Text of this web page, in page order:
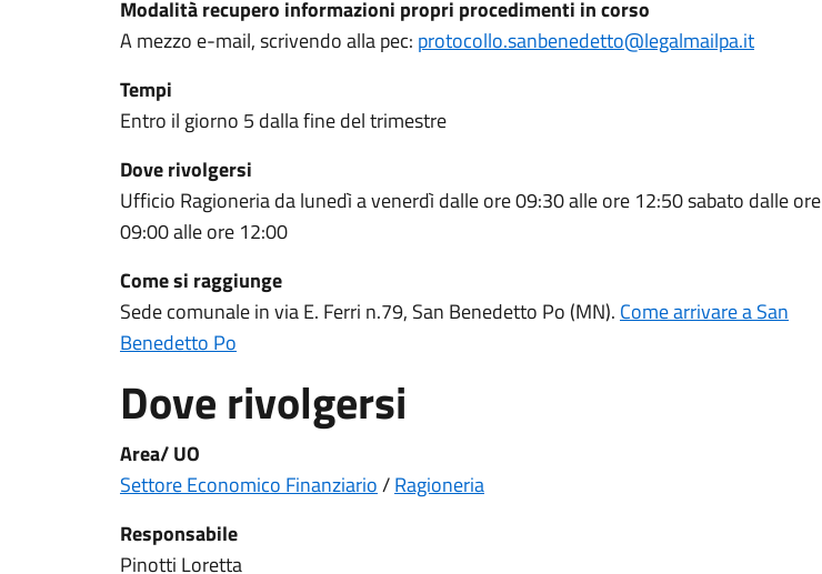
Modalità recupero informazioni propri procedimenti in corso
A mezzo e-mail, scrivendo alla pec: protocollo.sanbenedetto@legalmailpa.it
Tempi
Entro il giorno 5 dalla fine del trimestre
Dove rivolgersi
Ufficio Ragioneria da lunedì a venerdì dalle ore 09:30 alle ore 12:50 sabato dalle ore
09:00 alle ore 12:00
Come si raggiunge
Sede comunale in via E. Ferri n.79, San Benedetto Po (MN). Come arrivare a San
Benedetto Po
Dove rivolgersi
Area/ UO
Settore Economico Finanziario/Ragioneria
Responsabile
Pinotti Loretta